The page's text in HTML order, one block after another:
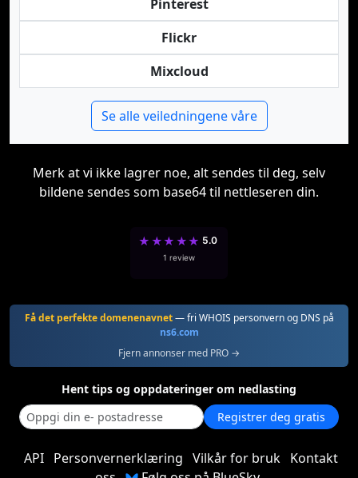
Pinterest
Flickr
Mixcloud
Se alle veiledningene våre
Merk at vi ikke lagrer noe, alt sendes til deg, selv
bildene sendes som base64 til nettleseren din.
★ ★★ ★★ 5.0
1 review
Få det perfekte domenenavnet— fri WHOIS personvern og DNS på
ns6.com
Fjern annonser med PRO →
Hent tips og oppdateringer om nedlasting
Registrer deg gratis
API Personvernerklæring Vilkår for bruk
Kontakt